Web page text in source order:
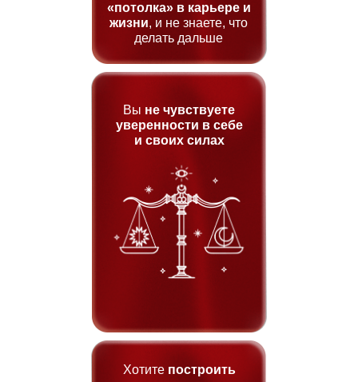
Хотите построить
Вы не чувствуете
уверенности в себе
и своих силах
«потолка» в карьере и
жизни, и не знаете, что
делать дальше